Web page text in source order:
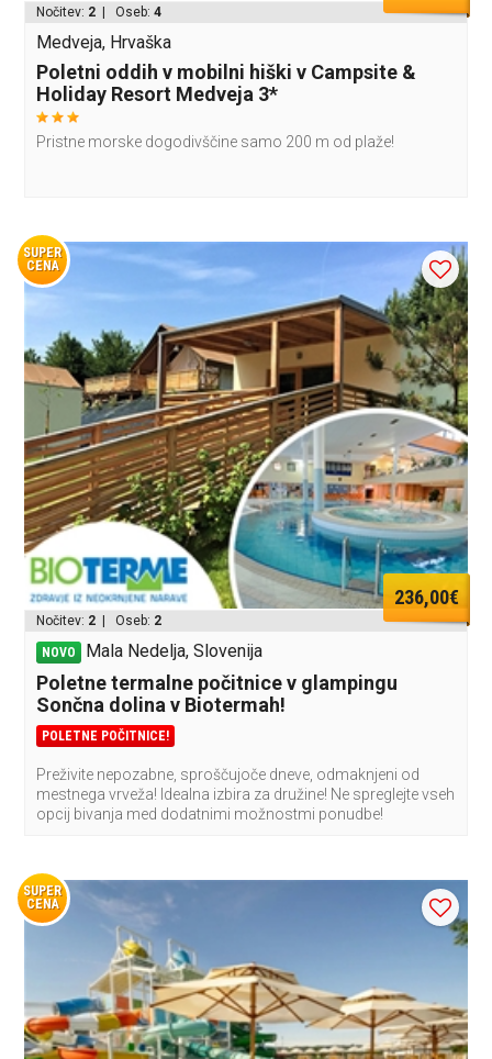
Nočitev: 2 | Oseb:4
Medveja, Hrvaška
Poletni oddih v mobilni hiški v Campsite &
Holiday Resort Medveja 3*
Pristne morske dogodivščine samo 200 m od plaže!
SUPER
CENA
236,00€
Nočitev: 2 | Oseb: 2
NOVO Mala Nedelja, Slovenija
Poletne termalne počitnice v glampingu
Sončna dolina v Biotermah!
POLETNE POČITNICE!
Preživite nepozabne, sproščujoče dneve, odmaknjeni od
mestnega vrveža! Idealna izbira za družine! Ne spreglejte vseh
opcij bivanja med dodatnimi možnostmi ponudbe!
SUPER
CENA